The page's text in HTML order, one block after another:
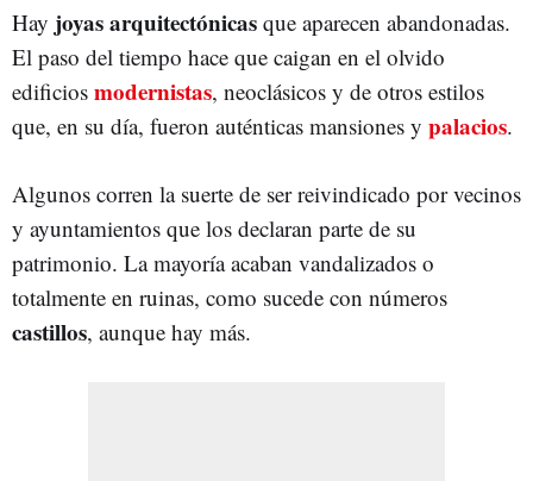
Hay joyas arquitectónicas que aparecen abandonadas.
El paso del tiempo hace que caigan en el olvido
edificios modernistas, neoclásicos y de otros estilos
que, en su día, fueron auténticas mansiones y palacios.
Algunos corren la suerte de ser reivindicado por vecinos
y ayuntamientos que los declaran parte de su
patrimonio. La mayoría acaban vandalizados o
totalmente en ruinas, como sucede con números
castillos, aunque hay más.